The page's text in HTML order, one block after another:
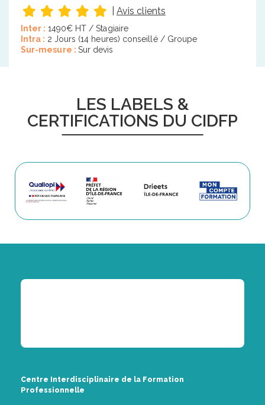
Avis clients
Inter : 1490€ HT / Stagiaire
Intra : 2 Jours (14 heures) conseillé / Groupe
Sur-mesure : Sur devis
LES LABELS &
CERTIFICATIONS DU CIDFP
Centre Interdisciplinaire de la Formation
Professionnelle